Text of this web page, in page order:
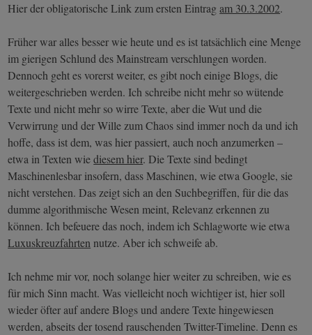
Hier der obligatorische Link zum ersten Eintragam 30.3.2002.
Früher war alles besser wie heute und es ist tatsächlich eine Menge
im gierigen Schlund des Mainstream verschlungen worden.
Dennoch geht es vorerst weiter, es gibt noch einige Blogs, die
weitergeschrieben werden. Ich schreibe nicht mehr so wütende
Texte und nicht mehr so wirre Texte, aber die Wut und die
Verwirrung und der Wille zum Chaos sind immer noch da und ich
hoffe, dass ist dem, was hier passiert, auch noch anzumerken –
etwa in Texten wiediesem hier. Die Texte sind bedingt
Maschinenlesbar insofern, dass Maschinen, wie etwa Google, sie
nicht verstehen. Das zeigt sich an den Suchbegriffen, für die das
dumme algorithmische Wesen meint, Relevanz erkennen zu
können. Ich befeuere das noch, indem ich Schlagworte wie etwa
Luxuskreuzfahrtennutze. Aber ich schweife ab.
Ich nehme mir vor, noch solange hier weiter zu schreiben, wie es
für mich Sinn macht. Was vielleicht noch wichtiger ist, hier soll
wieder öfter auf andere Blogs und andere Texte hingewiesen
werden, abseits der tosend rauschenden Twitter-Timeline. Denn es